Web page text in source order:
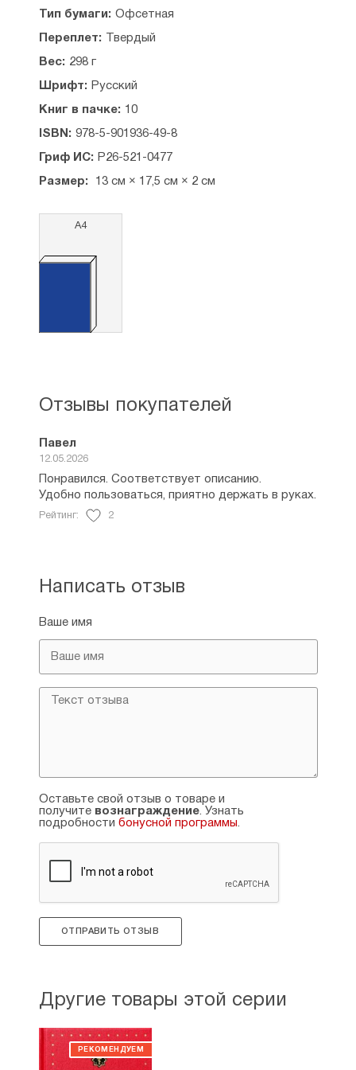
Молитвослов «Каждый день с Богом» открывает
для домашнего чтения, созданные с учётом
многочисленных пожеланий читателей.
Рекомендовано к публикации Издательским
советом Русской Православной Церкви.
Тип бумаги: Офсетная
Переплет: Твердый
Вес: 298 г
Шрифт: Русский
Книг в пачке: 10
ISBN: 978-5-901936-49-8
Гриф ИС: Р26-521-0477
Размер: 13 см × 17,5 см × 2 см
А4
Написать отзыв
Ваше имя
Оставьте свой отзыв о товаре и
получите вознаграждение. Узнать
подробности бонусной программы.
ОТПРАВИТЬ ОТЗЫВ
Отзывы покупателей
Павел
12.05.2026
Понравился. Соответствует описанию.
Удобно пользоваться, приятно держать в руках.
Рейтинг: 2
Другие товары этой серии